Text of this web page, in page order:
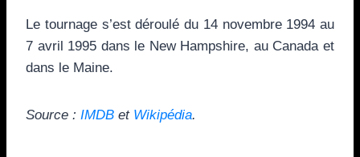
Le tournage s’est déroulé du 14 novembre 1994 au
7 avril 1995 dans le New Hampshire, au Canada et
dans le Maine.
Source : IMDB et Wikipédia.